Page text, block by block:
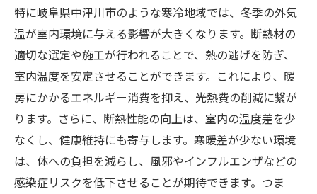
特に岐阜県中津川市のような寒冷地域では、冬季の外気
温が室内環境に与える影響が大きくなります。断熱材の
適切な選定や施工が行われることで、熱の逃げを防ぎ、
室内温度を安定させることができます。これにより、暖
房にかかるエネルギー消費を抑え、光熱費の削減に繋が
ります。さらに、断熱性能の向上は、室内の温度差を少
なくし、健康維持にも寄与します。寒暖差が少ない環境
は、体への負担を減らし、風邪やインフルエンザなどの
感染症リスクを低下させることが期待できます。つま